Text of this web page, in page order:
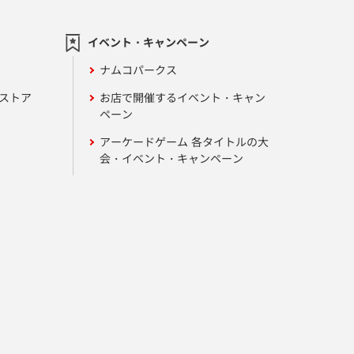
トア
イベント・キャンペーン
ナムコパークス
お店で開催するイベント・キャン
ペーン
アーケードゲーム 各タイトルの大
会・イベント・キャンペーン